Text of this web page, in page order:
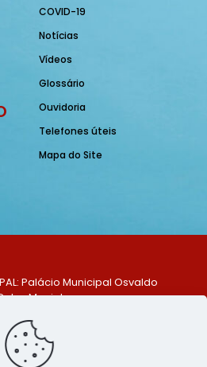
COVID-19
Notícias
Vídeos
Glossário
Ouvidoria
Telefones úteis
Mapa do Site
Palácio Municipal Osvaldo
Maciel
Una - PE. CEP: 553370-128
(81) 99548-1569